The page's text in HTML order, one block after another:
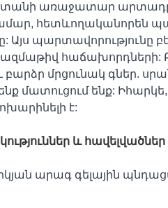
Չինաստանի առաջատար
հետևողականորեն
պարտավորությունը
հաճախորդների:
մրցունակ գներ.
մատուցում ենք:
է:
և հավելվածներ
արագ գելային